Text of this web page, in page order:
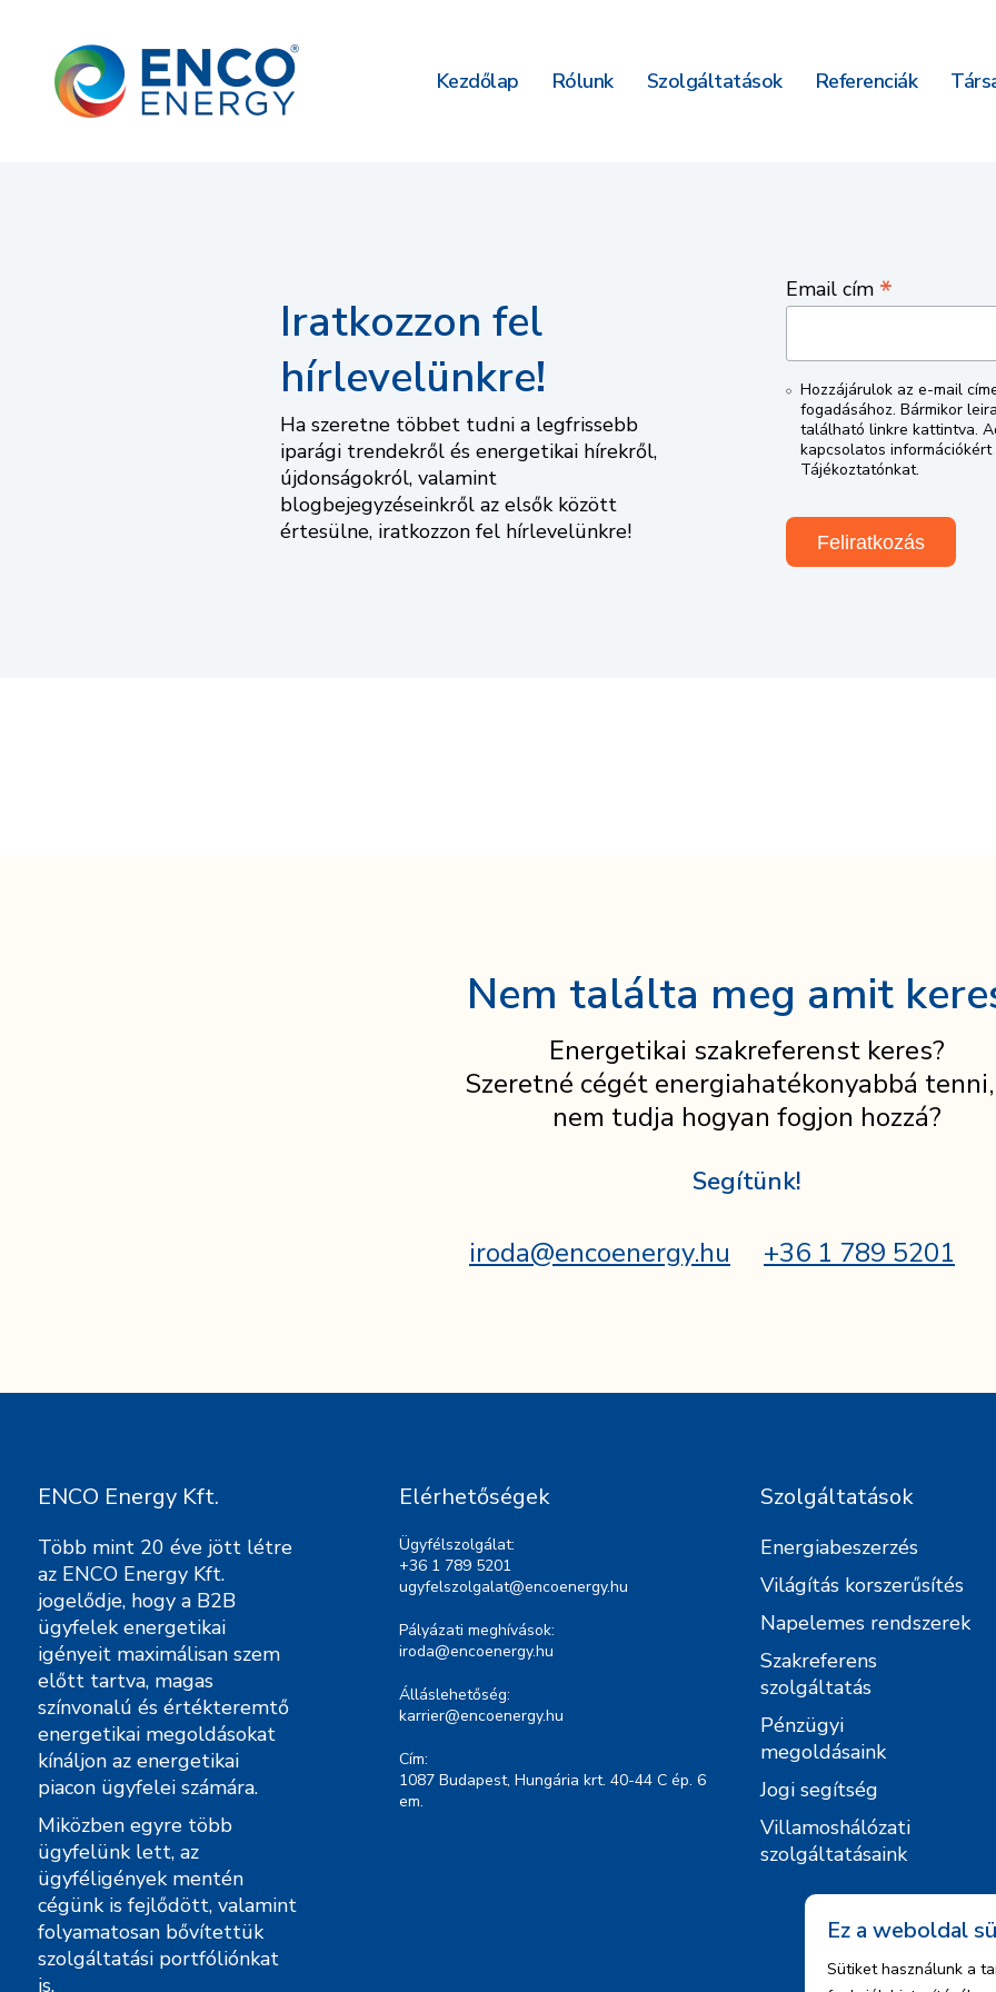
Kezdőlap Rólunk Szolgáltatások Referenciák
Iratkozzon fel
hírlevelünkre!
Ha szeretne többet tudni a legfrissebb
iparági trendekről és energetikai hírekről,
újdonságokról, valamint
blogbejegyzéseinkről az elsők között
értesülne, iratkozzon fel hírlevelünkre!
Email cím *
Hozzájárulok az e-mail
fogadásához. Bármikor
található linkre kattintva.
kapcsolatos
Tájékoztatónkat.
Nem találta meg amit
Energetikai szakreferenst keres?
Szeretné cégét energiahatékonyabbá
nem tudja hogyan fogjon hozzá?
Segítünk!
iroda@encoenergy.hu +36 1 789 5201
ENCO Energy Kft.
Több mint 20 éve jött létre
az ENCO Energy Kft.
jogelődje, hogy a B2B
ügyfelek energetikai
igényeit maximálisan szem
előtt tartva, magas
színvonalú és értékteremtő
energetikai megoldásokat
kínáljon az energetikai
piacon ügyfelei számára.
Miközben egyre több
ügyfelünk lett, az
ügyféligények mentén
cégünk is fejlődött, valamint
folyamatosan bővítettük
szolgáltatási portfóliónkat
is.
Elérhetőségek
Ügyfélszolgálat:
+36 1 789 5201
ugyfelszolgalat@encoenergy.hu
Pályázati meghívások:
iroda@encoenergy.hu
Álláslehetőség:
karrier@encoenergy.hu
Cím:
1087 Budapest, Hungária krt. 40-44 C ép. 6
em.
Szolgáltatások
Energiabeszerzés
Világítás korszerűsítés
Napelemes rendszerek
Szakreferens
szolgáltatás
Pénzügyi
megoldásaink
Jogi segítség
Villamoshálózati
szolgáltatásaink
Ez a weboldal
Sütiket használunk a